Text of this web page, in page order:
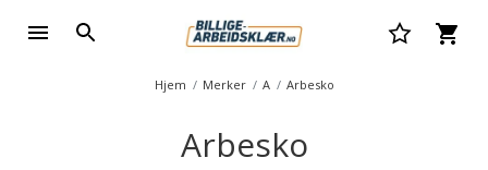
Hjem Merker A Arbesko
Arbesko